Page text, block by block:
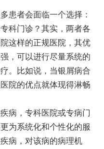
患者会面临一个选择：
科门诊？其实，两者各
这样的正规医院，其优
，可以进行尽量系统的
。比如说，当银屑病合
院的优点就体现得淋畅
病，专科医院或专病门
为系统化和个性化的服
病，对该病的病理机